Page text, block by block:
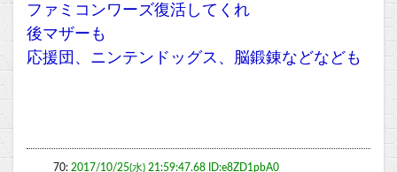
ファミコンワーズ復活してくれ
後マザーも
応援団、ニンテンドッグス、脳鍛錬などなども
70: 2017/10/25(水) 21:59:47.68 ID:e8ZD1pbA0